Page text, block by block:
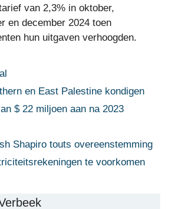
van 2,3% in oktober,
en december 2024 toen
hun uitgaven verhoogden.
en East Palestine kondigen
$ 22 miljoen aan na 2023
Shapiro touts overeenstemming
te voorkomen